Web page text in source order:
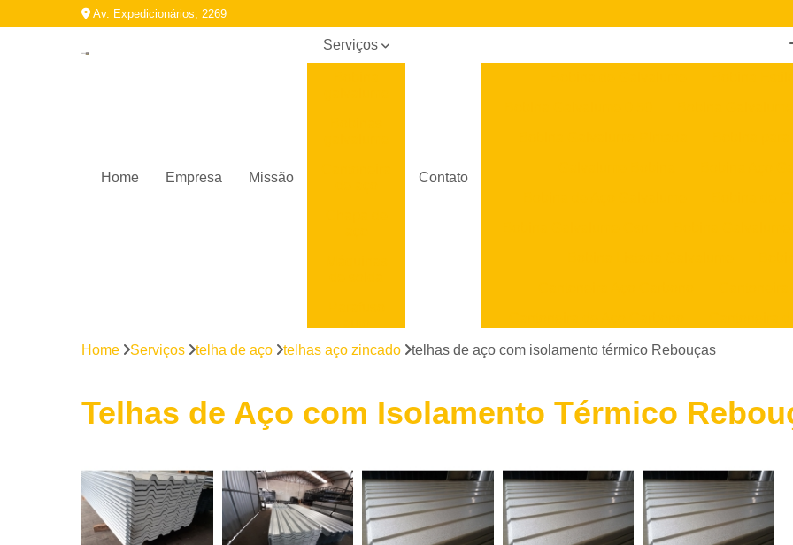
Av. Expedicionários, 2269
Home Empresa Missão
Serviços
Roldanas
aço
Telha de
aço
Contato
Cantoneira em Aço
Cantoneira em Aço Inox
Chapa de Aço Escovado
Chapa
Chapa Xadrez Aço
Máquina de
Máquina de Solda de Alumínio
Máquina de
Máquina de Solda Grande
Máquina de
Home Serviços telha de aço telhas aço zincado telhas de aço com isolamento térmico Rebouças
Telhas de Aço com Isolamento Térmico